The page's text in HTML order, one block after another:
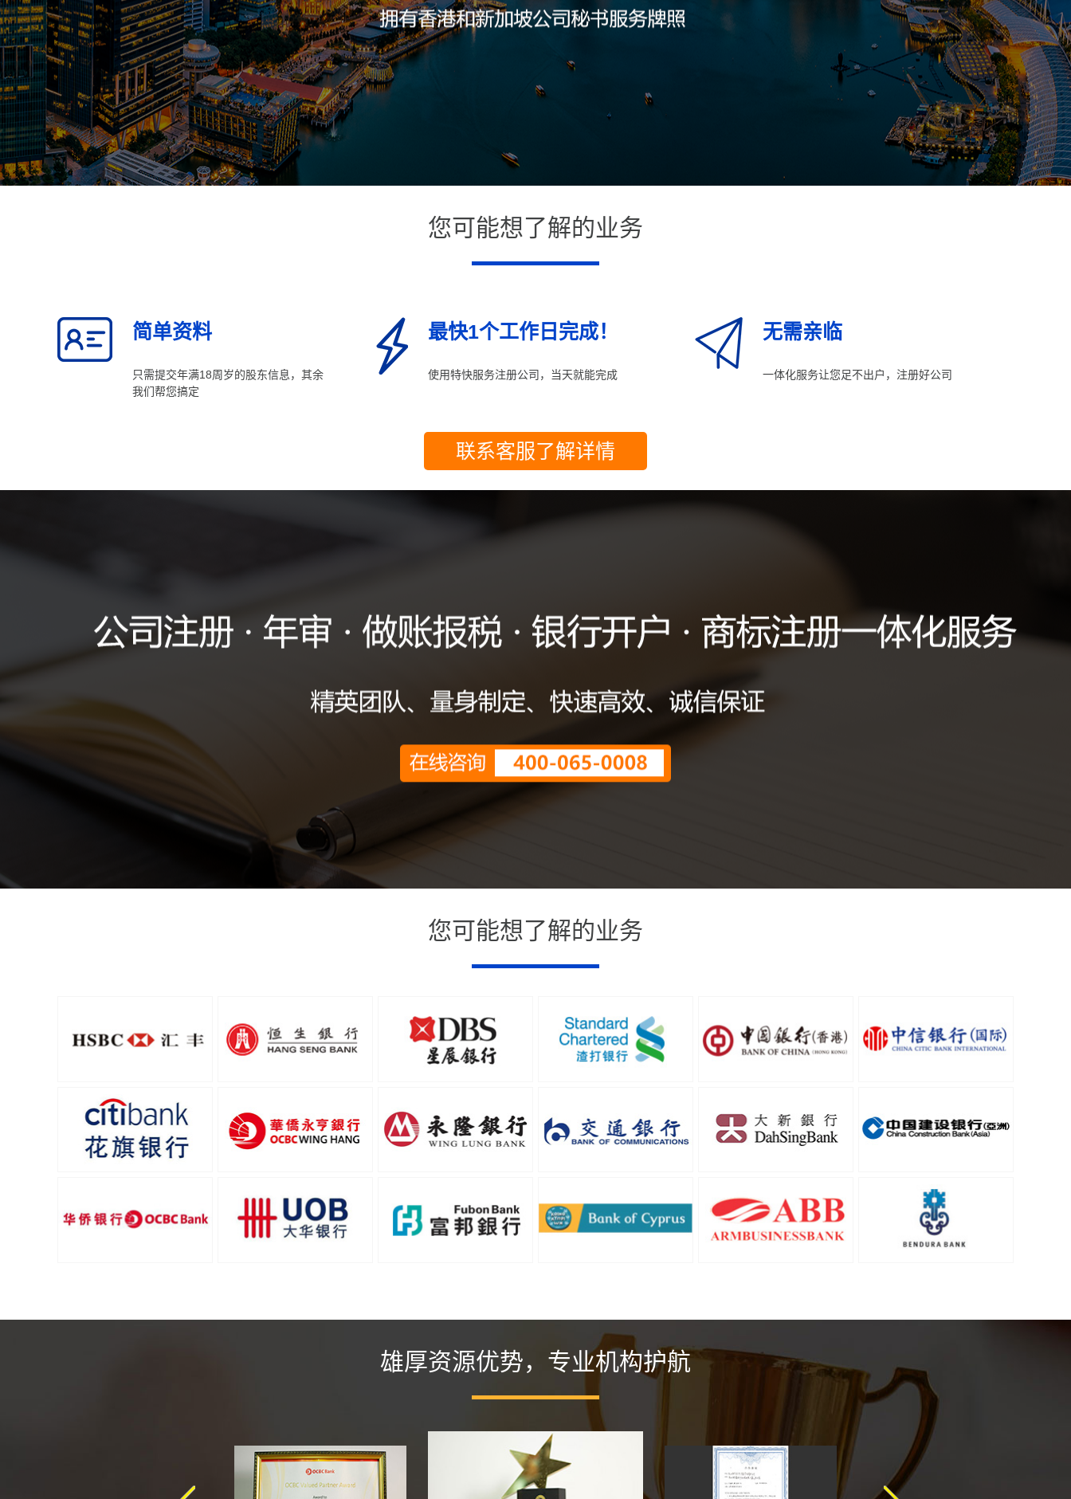
您可能想了解的业务
简单资料
只需提交年满18周岁的股东信息，其余
我们帮您搞定
最快1个工作日完成！
使用特快服务注册公司，当天就能完成
无需亲临
一体化服务让您足不出户，注册好公司
联系客服了解详情
您可能想了解的业务
雄厚资源优势，专业机构护航